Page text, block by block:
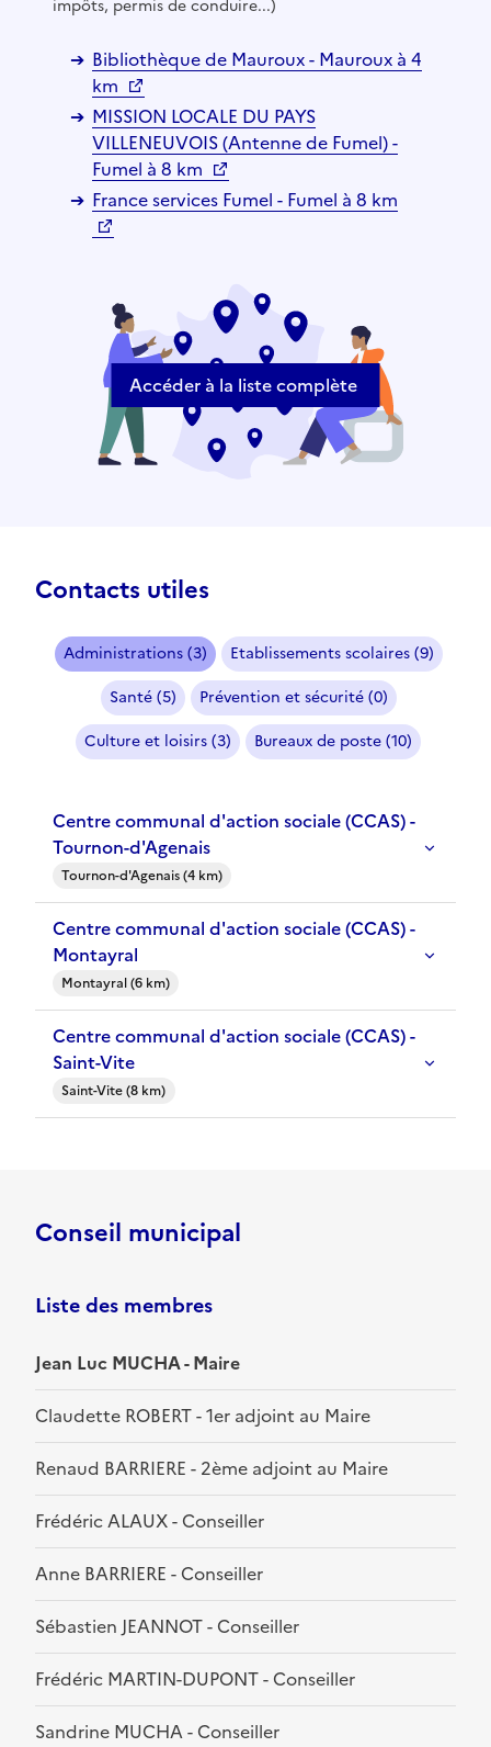
impôts, permis de conduire...)
Bibliothèque de Mauroux - Mauroux à 4
km
MISSION LOCALE DU PAYS
VILLENEUVOIS (Antenne de Fumel) -
Fumel à 8 km
France services Fumel - Fumel à 8 km
Accéder à la liste complète
Contacts utiles
Administrations (3)
Etablissements scolaires (9)
Santé (5)
Prévention et sécurité (0)
Culture et loisirs (3)
Bureaux de poste (10)
Centre communal d'action sociale (CCAS) -
Tournon-d'Agenais
Tournon-d'Agenais (4 km)
Centre communal d'action sociale (CCAS) -
Montayral
Montayral (6 km)
Centre communal d'action sociale (CCAS) -
Saint-Vite
Saint-Vite (8 km)
Conseil municipal
Liste des membres
Jean Luc MUCHA - Maire
Claudette ROBERT - 1er adjoint au Maire
Renaud BARRIERE - 2ème adjoint au Maire
Frédéric ALAUX - Conseiller
Anne BARRIERE - Conseiller
Sébastien JEANNOT - Conseiller
Frédéric MARTIN-DUPONT - Conseiller
Sandrine MUCHA - Conseiller